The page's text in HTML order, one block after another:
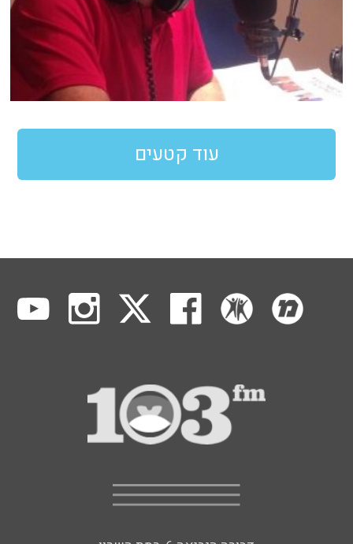
עוד קטעים